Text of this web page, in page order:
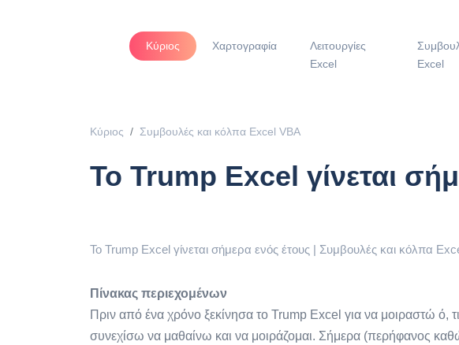
Κύριος Χαρτογραφία
Λειτουργίες
Excel
Excel
Κύριος Συμβουλές και κόλπα Excel VBA
Το Trump Excel γίνεται
Το Trump Excel γίνεται σήμερα ενός έτους | Συμβουλές και κόλπα
Πίνακας περιεχομένων
Πριν από ένα χρόνο ξεκίνησα το Trump Excel για να μοιραστώ ό,
συνεχίσω να μαθαίνω και να μοιράζομαι. Σήμερα (περήφανος